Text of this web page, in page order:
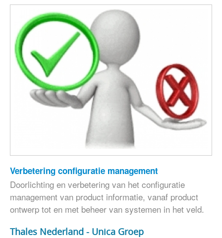
Verbetering configuratie management
Doorlichting en verbetering van het configuratie
management van product informatie, vanaf product
ontwerp tot en met beheer van systemen in het veld.
Thales Nederland - Unica Groep